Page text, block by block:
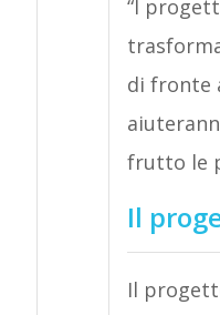
“I
di fronte
frutto le
Il
Il